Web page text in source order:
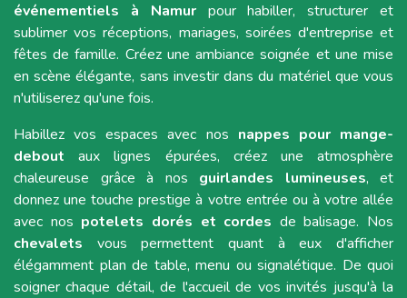
événementiels à Namurpour habiller, structurer et
sublimer vos réceptions, mariages, soirées d'entreprise et
fêtes de famille. Créez une ambiance soignée et une mise
en scène élégante, sans investir dans du matériel que vous
n'utiliserez qu'une fois.
Habillez vos espaces avec nos nappes pour mange-
debout aux lignes épurées, créez une atmosphère
chaleureuse grâce à nos guirlandes lumineuses, et
donnez une touche prestige à votre entrée ou à votre allée
avec nos potelets dorés et cordes de balisage. Nos
chevalets vous permettent quant à eux d'afficher
élégamment plan de table, menu ou signalétique. De quoi
soigner chaque détail, de l'accueil de vos invités jusqu'à la